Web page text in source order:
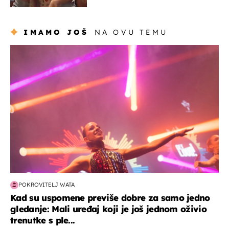
IMAMO JOŠ NA OVU TEMU
POKROVITELJ WATA
Kad su uspomene previše dobre za samo jedno
gledanje: Mali uređaj koji je još jednom oživio
trenutke s ple...